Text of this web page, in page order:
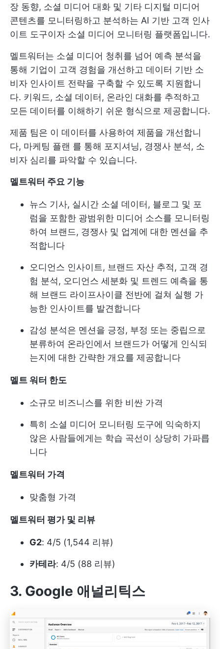
장 동향, 소셜 미디어 대화 및 기타 디지털 미디어
콘텐츠를 모니터링하고 분석하는 AI 기반 고객 인사
이트 도구이자 소셜 미디어 모니터링 플랫폼입니다.
멜트워터는 소셜 미디어 청취를 넘어 예측 분석을
통해 기업이 고객 경험을 개선하고 데이터 기반 소
비자 인사이트 전략을 구축할 수 있도록 지원합니
다. 키워드, 소셜 데이터, 온라인 대화를 추적하고
모든 데이터를 이해하기 쉬운 형식으로 제공합니다.
제품 팀은 이 데이터를 사용하여 제품을 개선합니
다, 마케팅 플랜 를 통해 포지셔닝, 경쟁사 분석, 소
비자 심리를 파악할 수 있습니다.
멜트워터 주요 기능
뉴스 기사, 실시간 소셜 데이터, 블로그 및 포
럼을 포함한 광범위한 미디어 소스를 모니터링
하여 브랜드, 경쟁사 및 업계에 대한 멘션을 추
적합니다
오디언스 인사이트, 브랜드 자산 추적, 고객 경
험 분석, 오디언스 세분화 및 트렌드 예측을 통
해 브랜드 라이프사이클 전반에 걸쳐 실행 가
능한 인사이트를 발견합니다
감성 분석은 멘션을 긍정, 부정 또는 중립으로
분류하여 온라인에서 브랜드가 어떻게 인식되
는지에 대한 간략한 개요를 제공합니다
멜트 워터 한도
소규모 비즈니스를 위한 비싼 가격
특히 소셜 미디어 모니터링 도구에 익숙하지
않은 사람들에게는 학습 곡선이 상당히 가파릅
니다
멜트워터 가격
맞춤형 가격
멜트워터 평가 및 리뷰
G2: 4/5 (1,544 리뷰)
카테라: 4/5 (88 리뷰)
3. Google 애널리틱스